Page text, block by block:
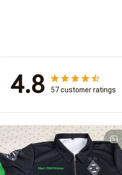
4.8 57 customer ratings